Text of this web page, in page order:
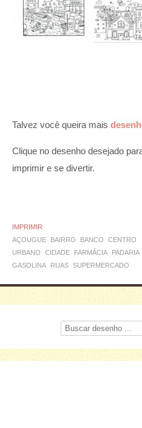
Talvez você queira mais
Clique no desenho desejado
imprimir e se divertir.
IMPRIMIR
AÇOUGUE
BAIRRO BANCO
CENTRO
URBANO
CIDADE FARMÁCIA PADARIA
GASOLINA
RUAS SUPERMERCADO
Procurar